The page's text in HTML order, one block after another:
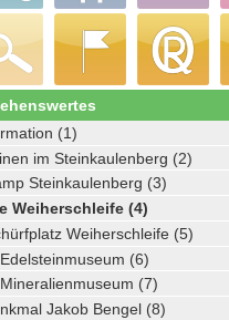
(1)
im Steinkaulenberg (2)
Steinkaulenberg (3)
Weiherschleife (4)
Weiherschleife (5)
(6)
(7)
Jakob Bengel (8)